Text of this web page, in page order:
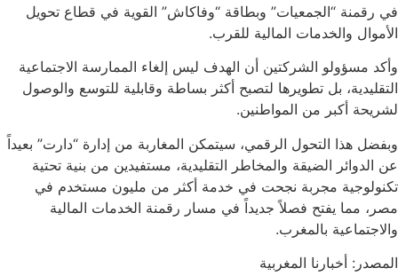
في رقمنة “الجمعيات” وبطاقة “وفاكاش” القوية في قطاع تحويل
الأموال والخدمات المالية للقرب.
وأكد مسؤولو الشركتين أن الهدف ليس إلغاء الممارسة الاجتماعية
التقليدية، بل تطويرها لتصبح أكثر بساطة وقابلية للتوسع والوصول
لشريحة أكبر من المواطنين.
وبفضل هذا التحول الرقمي، سيتمكن المغاربة من إدارة “دارت” بعيداً
عن الدوائر الضيقة والمخاطر التقليدية، مستفيدين من بنية تحتية
تكنولوجية مجربة نجحت في خدمة أكثر من مليون مستخدم في
مصر، مما يفتح فصلاً جديداً في مسار رقمنة الخدمات المالية
والاجتماعية بالمغرب.
المصدر: أخبارنا المغربية